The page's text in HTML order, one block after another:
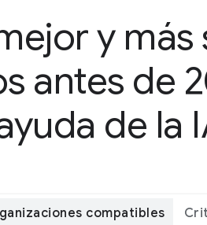
y más
antes de
de la
compatibles